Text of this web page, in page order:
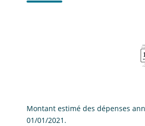
Montant estimé des dépenses
01/01/2021.